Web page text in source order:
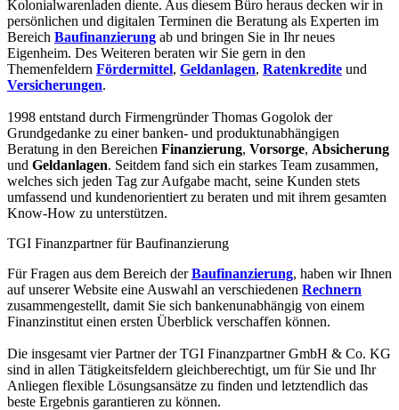
Kolonialwarenladen diente. Aus diesem Büro heraus decken wir in
persönlichen und digitalen Terminen die Beratung als Experten im
Bereich Baufinanzierung ab und bringen Sie in Ihr neues
Eigenheim. Des Weiteren beraten wir Sie gern in den
Themenfeldern Fördermittel, Geldanlagen, Ratenkredite und
Versicherungen.
1998 entstand durch Firmengründer Thomas Gogolok der
Grundgedanke zu einer banken- und produktunabhängigen
Beratung in den Bereichen Finanzierung, Vorsorge, Absicherung
und Geldanlagen. Seitdem fand sich ein starkes Team zusammen,
welches sich jeden Tag zur Aufgabe macht, seine Kunden stets
umfassend und kundenorientiert zu beraten und mit ihrem gesamten
Know-How zu unterstützen.
TGI Finanzpartner für Baufinanzierung
Für Fragen aus dem Bereich derBaufinanzierung, haben wir Ihnen
auf unserer Website eine Auswahl an verschiedenen Rechnern
zusammengestellt, damit Sie sich bankenunabhängig von einem
Finanzinstitut einen ersten Überblick verschaffen können.
Die insgesamt vier Partner der TGI Finanzpartner GmbH & Co. KG
sind in allen Tätigkeitsfeldern gleichberechtigt, um für Sie und Ihr
Anliegen flexible Lösungsansätze zu finden und letztendlich das
beste Ergebnis garantieren zu können.